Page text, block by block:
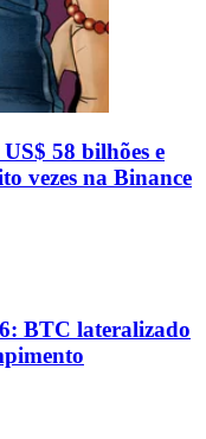
58 bilhões e
vezes na Binance
BTC lateralizado